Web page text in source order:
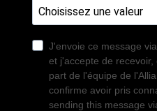
J'envoie ce message
et j'accepte de
part de l'équipe de
confirme avoir pris
sending this message